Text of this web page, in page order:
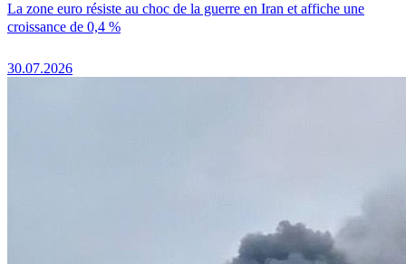
La zone euro résiste au choc de la guerre en Iran et affiche une
croissance de 0,4 %
30.07.2026